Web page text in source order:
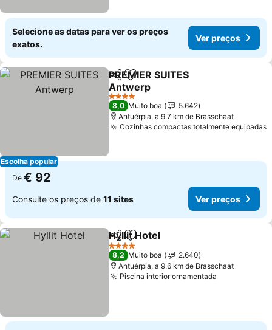
Selecione as datas para ver os preços
exatos.
Ver preços
Escolha popular
PartilharAdicionar aos favoritos
PREMIER SUITES
Antwerp
4 Estrelas
8,0 Muito boa
5.642
Antuérpia, a 9.7 km de Brasschaat
Cozinhas compactas totalmente equipadas
De € 92
Consulte os preços de 11 sites Ver preços
PartilharAdicionar aos favoritos
Hyllit Hotel
4 Estrelas
8,2 Muito boa
2.640
Antuérpia, a 9.6 km de Brasschaat
Piscina interior ornamentada